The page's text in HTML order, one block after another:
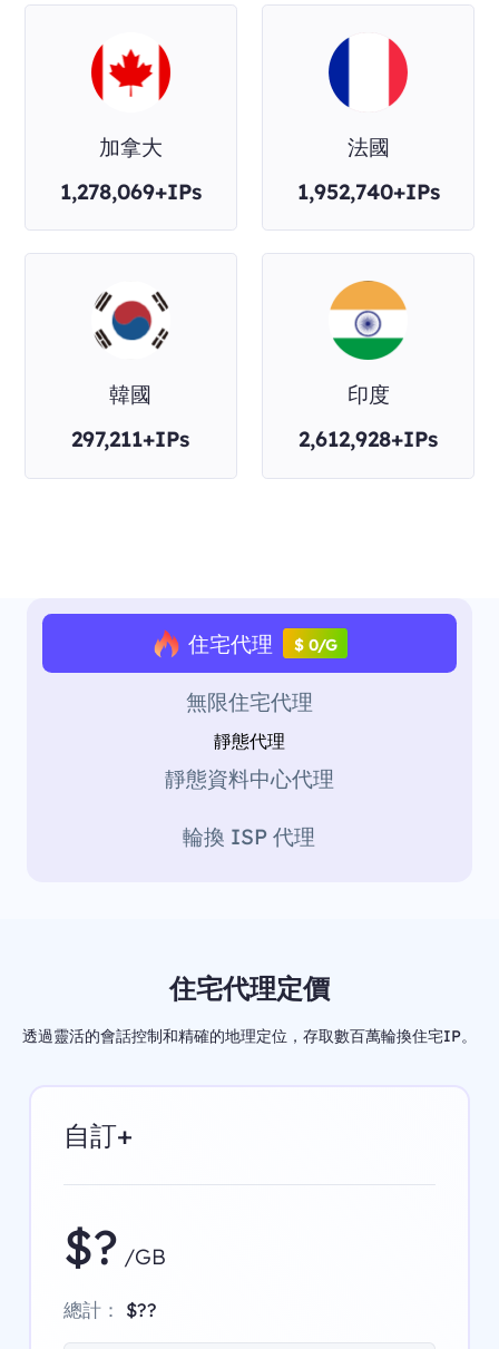
加拿大
1,278,069+IPs
法國
1,952,740+IPs
韓國
297,211+IPs
印度
2,612,928+IPs
住宅代理 $ 0/G
無限住宅代理
靜態代理
靜態資料中心代理
輪換 ISP 代理
住宅代理定價
透過靈活的會話控制和精確的地理定位，存取數百萬輪換住宅IP。
自訂+
$? /GB
總計： $??